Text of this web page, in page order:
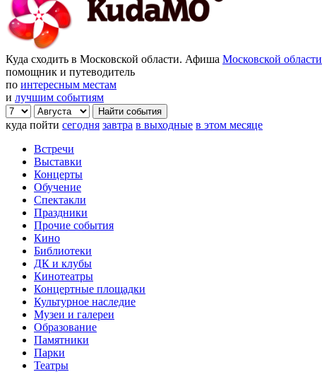
Куда сходить в Московской области. Афиша Московской области
помощник и путеводитель
по интересным местам
и лучшим событиям
куда пойти сегодня завтра в выходные в этом месяце
Встречи
Выставки
Концерты
Обучение
Спектакли
Праздники
Прочие события
Кино
Библиотеки
ДК и клубы
Кинотеатры
Концертные площадки
Культурное наследие
Музеи и галереи
Образование
Памятники
Парки
Театры